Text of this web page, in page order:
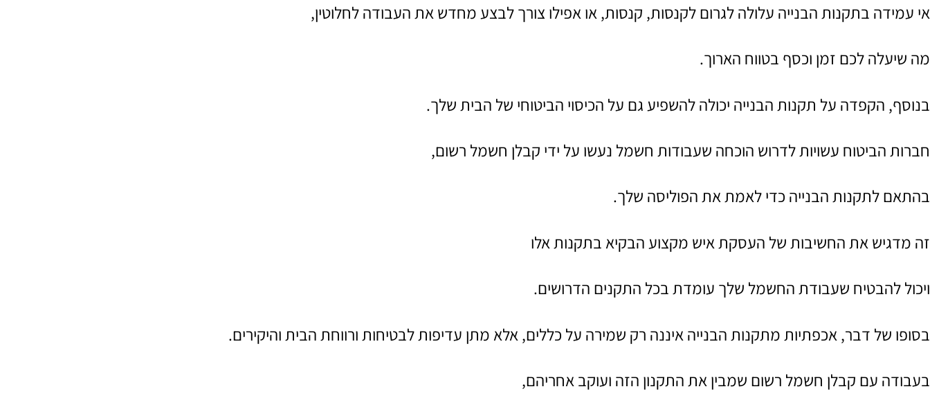
אי עמידה בתקנות הבנייה עלולה לגרום לקנסות, קנסות, או אפילו צורך לבצע מחדש את העבודה לחלוטין,
מה שיעלה לכם זמן וכסף בטווח הארוך.
בנוסף, הקפדה על תקנות הבנייה יכולה להשפיע גם על הכיסוי הביטוחי של הבית שלך.
חברות הביטוח עשויות לדרוש הוכחה שעבודות חשמל נעשו על ידי קבלן חשמל רשום,
בהתאם לתקנות הבנייה כדי לאמת את הפוליסה שלך.
זה מדגיש את החשיבות של העסקת איש מקצוע הבקיא בתקנות אלו
ויכול להבטיח שעבודת החשמל שלך עומדת בכל התקנים הדרושים.
בסופו של דבר, אכפתיות מתקנות הבנייה איננה רק שמירה על כללים, אלא מתן עדיפות לבטיחות ורווחת הבית והיקירים.
בעבודה עם קבלן חשמל רשום שמבין את התקנון הזה ועוקב אחריהם,